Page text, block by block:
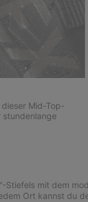
Mid-Top-
stundenlange
Stiefels mit dem
Ort kannst du